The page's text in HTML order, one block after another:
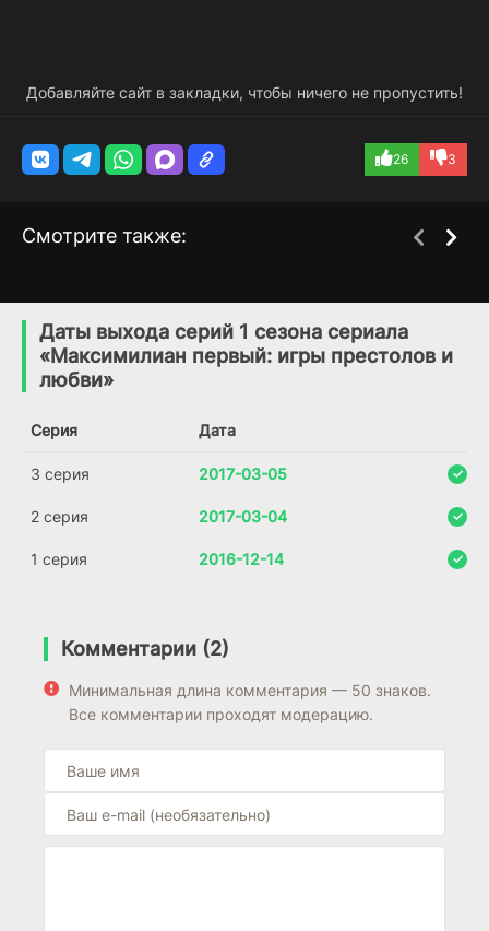
Добавляйте сайт в закладки, чтобы ничего не пропустить!
26 3
Смотрите также:
7.6 7.6
Даты выхода серий 1 сезона сериала
«Максимилиан первый: игры престолов и
любви»
Серия Дата
3 серия 2017-03-05
2 серия 2017-03-04
1 серия 2016-12-14
Комментарии (2)
Минимальная длина комментария — 50 знаков.
Все комментарии проходят модерацию.